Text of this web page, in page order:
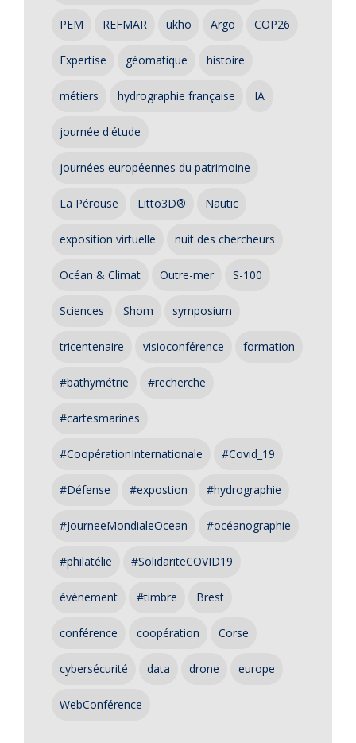
PEM REFMAR ukho Argo COP26
Expertise géomatique histoire
métiers hydrographie française IA
journée d'étude
journées européennes du patrimoine
La Pérouse Litto3D® Nautic
exposition virtuelle nuit des chercheurs
Océan & Climat Outre-mer S-100
Sciences Shom symposium
tricentenaire visioconférence formation
#bathymétrie #recherche
#cartesmarines
#CoopérationInternationale #Covid_19
#Défense #expostion #hydrographie
#JourneeMondialeOcean #océanographie
#philatélie #SolidariteCOVID19
événement #timbre Brest
conférence coopération Corse
cybersécurité data drone europe
WebConférence